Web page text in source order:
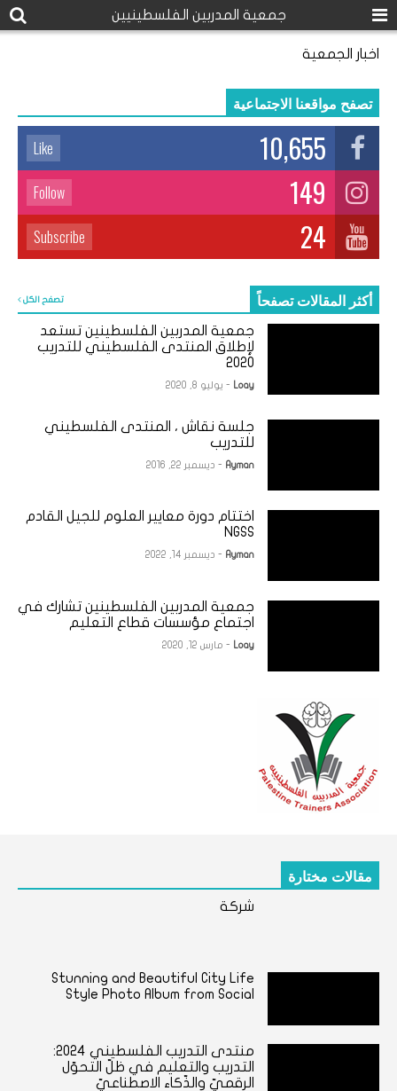
جمعية المدربين الفلسطينيين
اخبار الجمعية
تصفح مواقعنا الاجتماعية
10,655
Like
149
Follow
24
Subscribe
أكثر المقالات تصفحاً تصفح الكل
جمعية المدربين الفلسطينين تستعد
لإطلاق المنتدى الفلسطيني للتدريب
2020
Loay - يوليو 8, 2020
جلسة نقاش ، المنتدى الفلسطيني
للتدريب
Ayman - ديسمبر 22, 2016
اختتام دورة معايير العلوم للجيل القادم
NGSS
Ayman - ديسمبر 14, 2022
جمعية المدربين الفلسطينين تشارك في
اجتماع مؤسسات قطاع التعليم
Loay - مارس 12, 2020
مقالات مختارة
شركة
Stunning and Beautiful City Life
Style Photo Album from Social
منتدى التدريب الفلسطيني ٢٠٢٤:
التدريب والتعليم في ظلّ التحوّل
الرقميّ والذّكاء الاصطناعيّ